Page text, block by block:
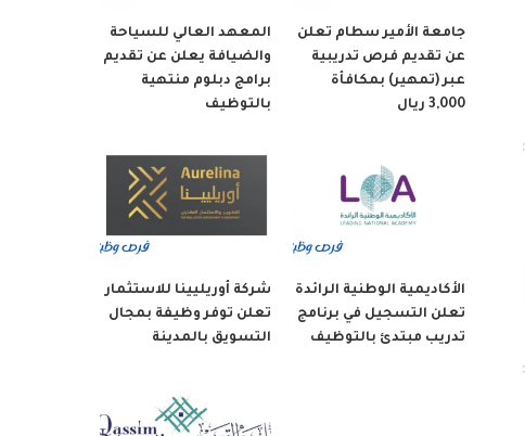
جامعة الأمير سطام تعلن
عن تقديم فرص تدريبية
عبر (تمهير) بمكافأة
3,000 ريال
المعهد العالي للسياحة
والضيافة يعلن عن تقديم
برامج دبلوم منتهية
بالتوظيف
الأكاديمية الوطنية الرائدة
تعلن التسجيل في برنامج
تدريب مبتدئ بالتوظيف
شركة أوريليينا للاستثمار
تعلن توفر وظيفة بمجال
التسويق بالمدينة